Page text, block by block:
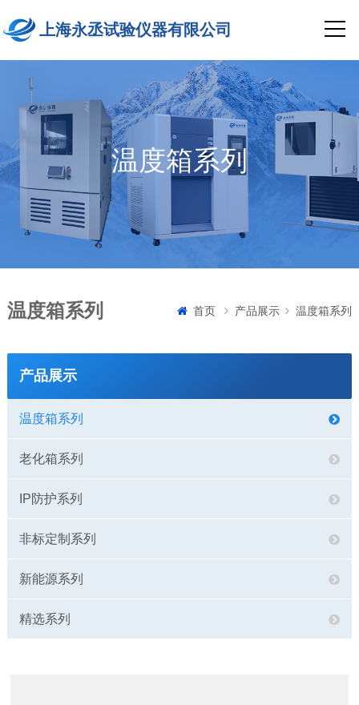
上海永丞试验仪器有限公司
温度箱系列
温度箱系列 首页 产品展示 温度箱系列
产品展示
温度箱系列
老化箱系列
IP防护系列
非标定制系列
新能源系列
精选系列